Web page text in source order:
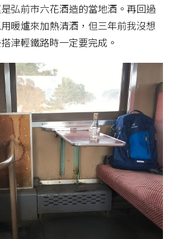
弘前市六花酒造的當地酒。再回過
暖爐來加熱清酒，但三年前我沒想
津輕鐵路時一定要完成。